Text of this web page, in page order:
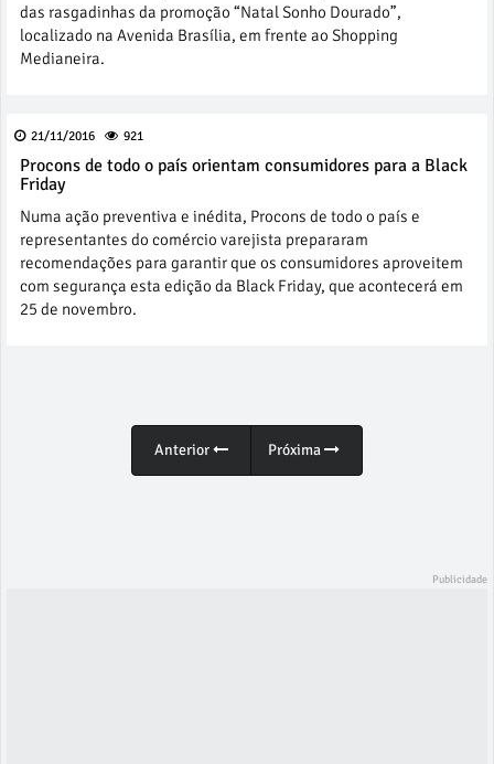
das rasgadinhas da promoção “Natal Sonho Dourado”,
localizado na Avenida Brasília, em frente ao Shopping
Medianeira.
21/11/2016 921
Procons de todo o país orientam consumidores para a Black
Friday
Numa ação preventiva e inédita, Procons de todo o país e
representantes do comércio varejista prepararam
recomendações para garantir que os consumidores aproveitem
com segurança esta edição da Black Friday, que acontecerá em
25 de novembro.
Anterior Próxima